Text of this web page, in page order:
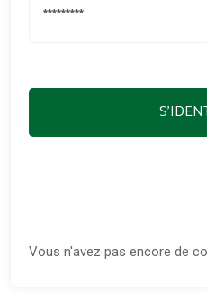
Vous n'avez pas encore de